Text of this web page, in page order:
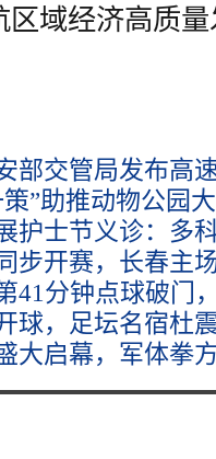
域经济高质
部交管局发布高
”助推动物公园
护士节义诊：多
步开赛，长春主
41分钟点球破门
球，足坛名宿杜
大启幕，军体拳